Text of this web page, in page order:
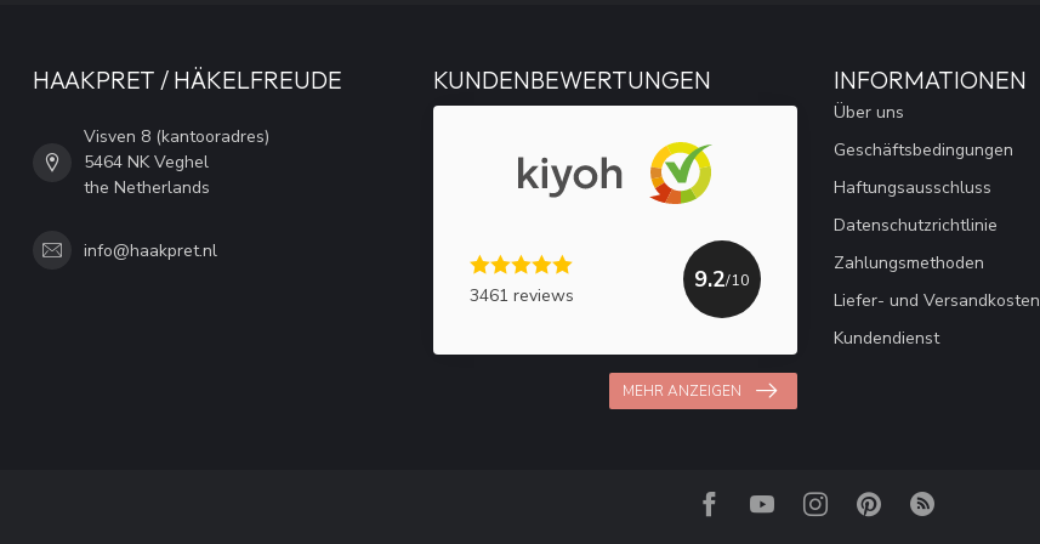
HAAKPRET / HÄKELFREUDE
Visven 8 (kantooradres)
5464 NK Veghel
the Netherlands
info@haakpret.nl
KUNDENBEWERTUNGEN
3461 reviews
9.2/10
MEHR ANZEIGEN
INFORMATIONEN
Über uns
Geschäftsbedingungen
Haftungsausschluss
Datenschutzrichtlinie
Zahlungsmethoden
Liefer- und Versandkosten
Kundendienst